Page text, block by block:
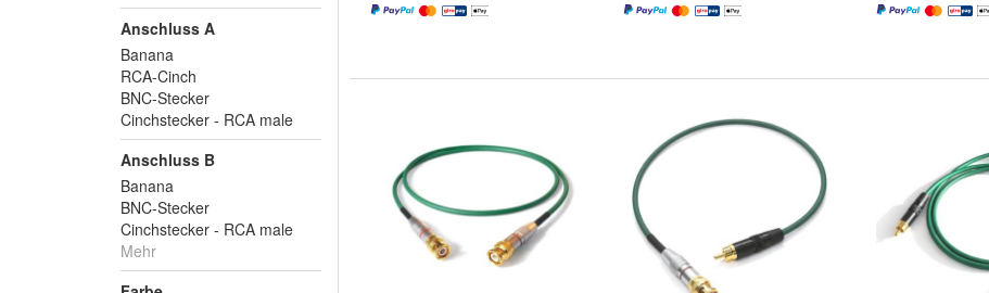
Anschluss A
Banana
RCA-Cinch
BNC-Stecker
Cinchstecker - RCA male
Anschluss B
Banana
BNC-Stecker
Cinchstecker - RCA male
Mehr